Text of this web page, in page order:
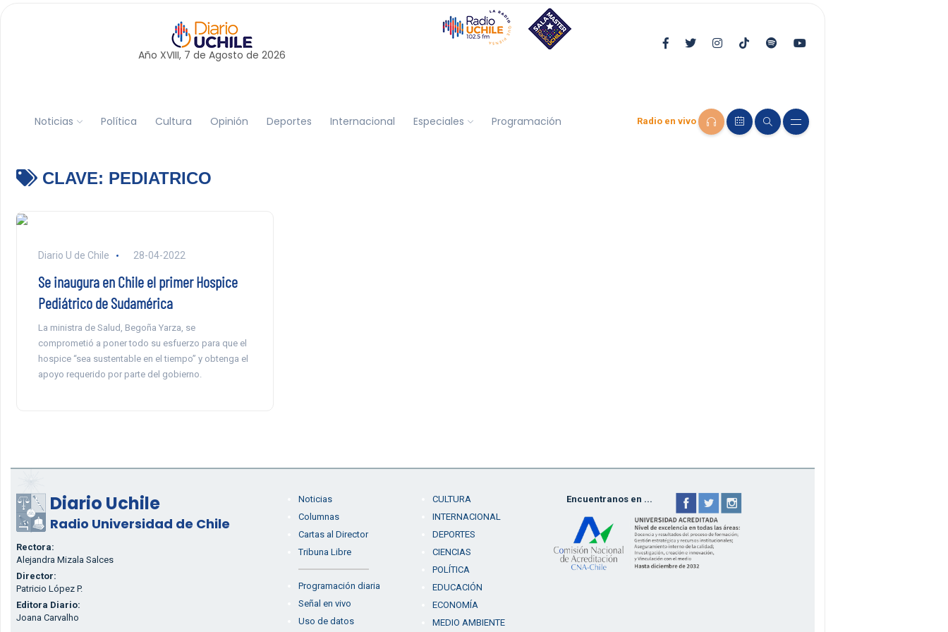
Año XVIII, 7 de Agosto de 2026
Noticias Política Cultura Opinión Deportes Internacional Especiales Programación Radio en vivo
CLAVE: PEDIATRICO
Diario U de Chile 28-04-2022
Se inaugura en Chile el primer Hospice
Pediátrico de Sudamérica
La ministra de Salud, Begoña Yarza, se
comprometió a poner todo su esfuerzo para que el
hospice “sea sustentable en el tiempo” y obtenga el
apoyo requerido por parte del gobierno.
Diario Uchile
Radio Universidad de Chile
Rectora:
Alejandra Mizala Salces
Director:
Patricio López P.
Editora Diario:
Joana Carvalho
Noticias
Columnas
Cartas al Director
Tribuna Libre
Programación diaria
Señal en vivo
Uso de datos
CULTURA
INTERNACIONAL
DEPORTES
CIENCIAS
POLÍTICA
EDUCACIÓN
ECONOMÍA
MEDIO AMBIENTE
Encuentranos en ...